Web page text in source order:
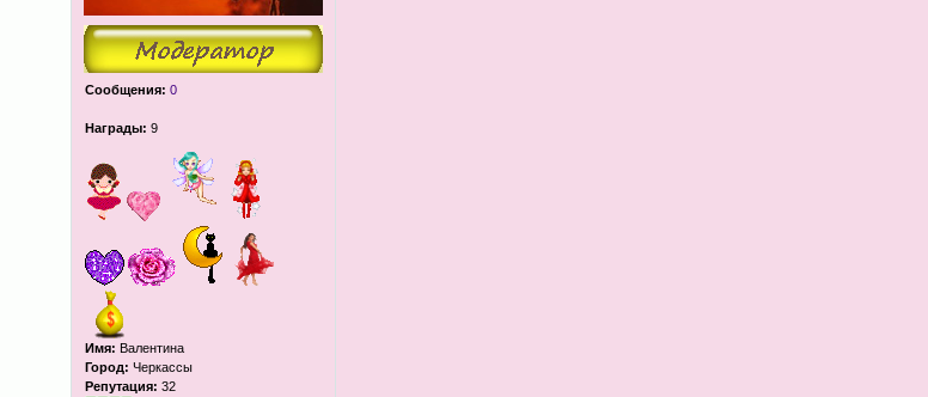
Сообщения: 0
Награды: 9
Имя: Валентина
Город: Черкассы
Репутация: 32